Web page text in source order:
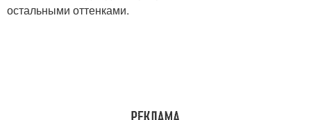
остальными оттенками.